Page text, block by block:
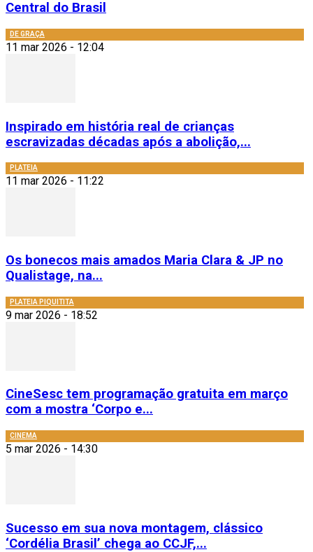
Central do Brasil
DE GRAÇA
11 mar 2026 - 12:04
Inspirado em história real de crianças
escravizadas décadas após a abolição,...
PLATEIA
11 mar 2026 - 11:22
Os bonecos mais amados Maria Clara & JP no
Qualistage, na...
PLATEIA PIQUITITA
9 mar 2026 - 18:52
CineSesc tem programação gratuita em março
com a mostra ‘Corpo e...
CINEMA
5 mar 2026 - 14:30
Sucesso em sua nova montagem, clássico
‘Cordélia Brasil’ chega ao CCJF,...